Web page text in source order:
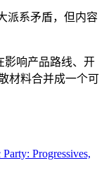
派系矛盾，但内容
影响产品路线、开
材料合并成一个可
Progressives,